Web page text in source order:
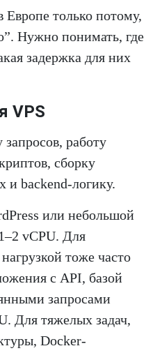
только потому,
Нужно понимать, где
задержка для них
VPS
запросов, работу
сборку
и backend-логику.
или небольшой
vCPU. Для
тоже часто
с API, базой
запросами
Для тяжелых задач,
Docker-